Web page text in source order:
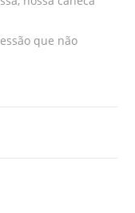
que não